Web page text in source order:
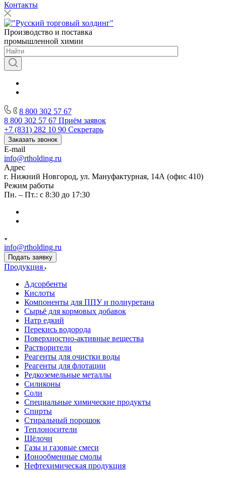
Контакты
Производство и поставка
промышленной химии
8 800 302 57 67
8 800 302 57 67 Приём заявок
+7 (831) 282 10 90 Секретарь
Заказать звонок
E-mail
info@rtholding.ru
Адрес
г. Нижний Новгород, ул. Мануфактурная, 14А (офис 410)
Режим работы
Пн. – Пт.: с 8:30 до 17:30
info@rtholding.ru
Подать заявку
Продукция
Адсорбенты
Кислоты
Компоненты для ППУ и полиуретана
Сырьё для кормовых добавок
Натр едкий
Перекись водорода
Поверхностно-активные вещества
Растворители
Реагенты для очистки воды
Реагенты для флотации
Редкоземельные металлы
Силиконы
Соли
Специальные химические продукты
Спирты
Стиральный порошок
Теплоносители
Щёлочи
Газы и газовые смеси
Ионообменные смолы
Нефтехимическая продукция